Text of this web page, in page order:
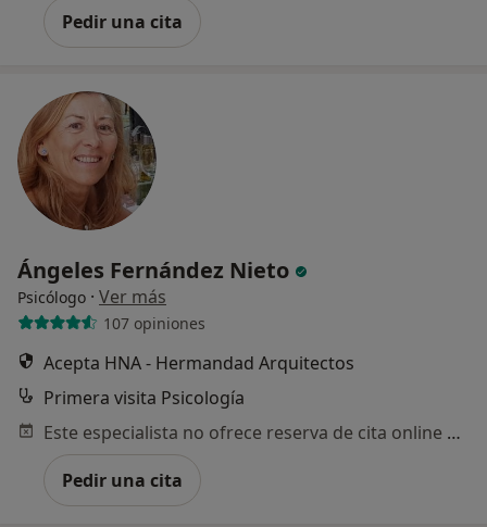
Pedir una cita
Ángeles Fernández Nieto
Psicólogo · Ver más
107 opiniones
Acepta HNA - Hermandad Arquitectos
Primera visita Psicología
Este especialista no ofrece reserva de cita online en esta dirección.
Pedir una cita